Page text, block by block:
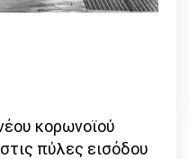
κορωνοϊού
πύλες εισόδου